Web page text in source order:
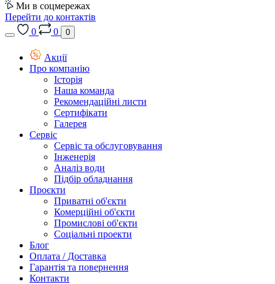
Ми в соцмережах
Перейти до контактів
0
0 0
Акції
Про компанію
Історія
Наша команда
Рекомендаційні листи
Сертифікати
Галерея
Сервіс
Сервіс та обслуговування
Інженерія
Аналіз води
Підбір обладнання
Проєкти
Приватні об'єкти
Комерційні об'єкти
Промислові об'єкти
Соціальні проекти
Блог
Оплата / Доставка
Гарантія та повернення
Контакти